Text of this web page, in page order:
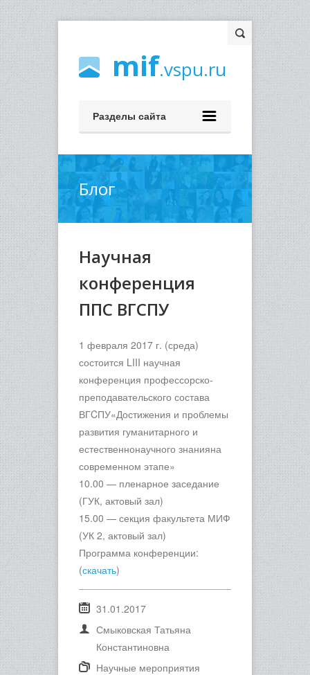
mif.vspu.ru
Разделы сайта
Блог
Научная
конференция
ППС ВГСПУ
1 февраля 2017 г. (среда)
состоится LIII научная
конференция профессорско-
преподавательского состава
ВГCПУ«Достижения и проблемы
развития гуманитарного и
естественнонаучного знанияна
современном этапе»
10.00 — пленарное заседание
(ГУК, актовый зал)
15.00 — секция факультета МИФ
(УК 2, актовый зал)
Программа конференции:
(скачать)
31.01.2017
Смыковская Татьяна
Константиновна
Научные мероприятия